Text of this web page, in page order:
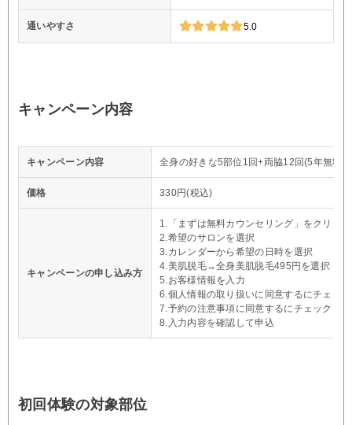
通いやすさ 5.0
キャンペーン内容
キャンペーン内容 全身の好きな5部位1回+両脇12回(5年無料
価格 330円(税込)
キャンペーンの申し込み方
1.「まずは無料カウンセリング」をクリック
2.希望のサロンを選択
3.カレンダーから希望の日時を選択
4.美肌脱毛→全身美肌脱毛495円を選択
5.お客様情報を入力
6.個人情報の取り扱いに同意するにチェック
7.予約の注意事項に同意するにチェック
8.入力内容を確認して申込
初回体験の対象部位